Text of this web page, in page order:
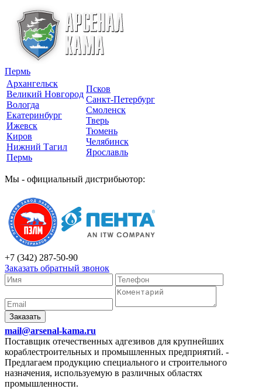
Пермь
Архангельск
Великий Новгород
Вологда
Екатеринбург
Ижевск
Киров
Нижний Тагил
Пермь
Псков
Санкт-Петербург
Смоленск
Тверь
Тюмень
Челябинск
Ярославль
Мы - официальный дистрибьютор:
+7 (342) 287-50-90
Заказать обратный звонок
Заказать
mail@arsenal-kama.ru
Поставщик отечественных адгезивов для крупнейших
кораблестроительных и промышленных предприятий. -
Предлагаем продукцию специального и строительного
назначения, используемую в различных областях
промышленности.